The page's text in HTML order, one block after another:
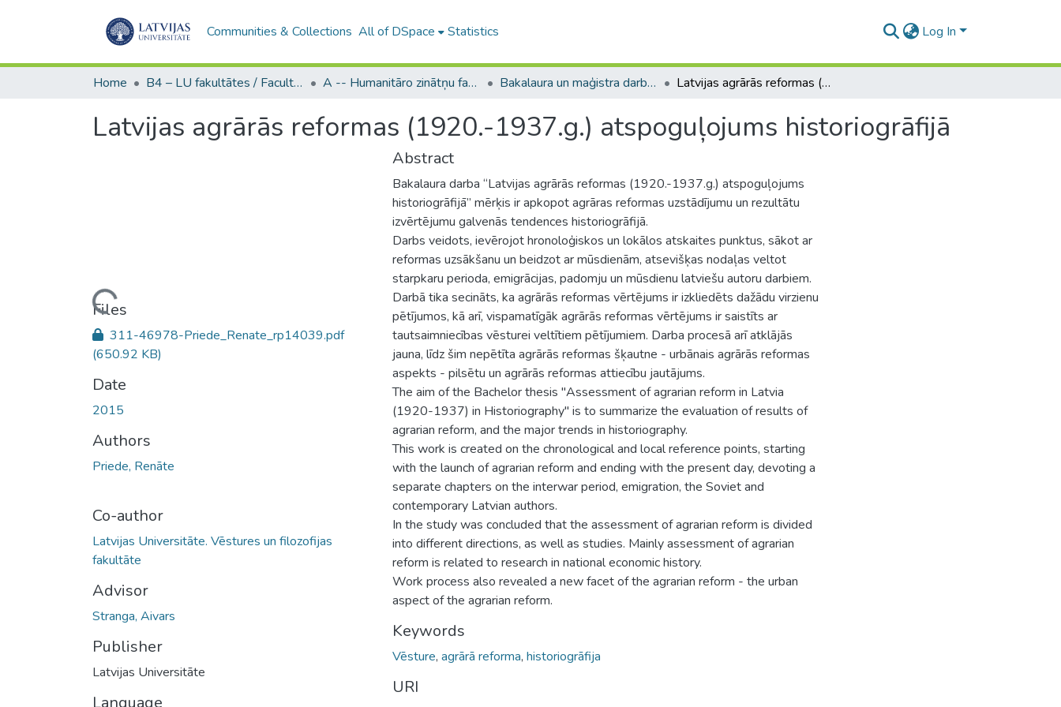
Communities & Collections All of DSpace Statistics Log In
Home B4 – LU fakultātes / Faculties of the UL A -- Humanitāro zinātņu fakultāte / Faculty of Humanities Bakalaura un maģistra darbi (HZF) / Bachelor's and Master's theses Latvijas agrārās reformas (1920.-1937.g.) atspoguļojums historiogrāfijā
Latvijas agrārās reformas (1920.-1937.g.) atspoguļojums historiogrāfijā
Loading...
Files
311-46978-Priede_Renate_rp14039.pdf
(650.92 KB)
Date
2015
Authors
Priede, Renāte
Co-author
Latvijas Universitāte. Vēstures un filozofijas
fakultāte
Advisor
Stranga, Aivars
Publisher
Latvijas Universitāte
Language
Abstract
Bakalaura darba “Latvijas agrārās reformas (1920.-1937.g.) atspoguļojums
historiogrāfijā” mērķis ir apkopot agrāras reformas uzstādījumu un rezultātu
izvērtējumu galvenās tendences historiogrāfijā.
Darbs veidots, ievērojot hronoloģiskos un lokālos atskaites punktus, sākot ar
reformas uzsākšanu un beidzot ar mūsdienām, atsevišķas nodaļas veltot
starpkaru perioda, emigrācijas, padomju un mūsdienu latviešu autoru darbiem.
Darbā tika secināts, ka agrārās reformas vērtējums ir izkliedēts dažādu virzienu
pētījumos, kā arī, vispamatīgāk agrārās reformas vērtējums ir saistīts ar
tautsaimniecības vēsturei veltītiem pētījumiem. Darba procesā arī atklājās
jauna, līdz šim nepētīta agrārās reformas šķautne - urbānais agrārās reformas
aspekts - pilsētu un agrārās reformas attiecību jautājums.
The aim of the Bachelor thesis "Assessment of agrarian reform in Latvia
(1920-1937) in Historiography" is to summarize the evaluation of results of
agrarian reform, and the major trends in historiography.
This work is created on the chronological and local reference points, starting
with the launch of agrarian reform and ending with the present day, devoting a
separate chapters on the interwar period, emigration, the Soviet and
contemporary Latvian authors.
In the study was concluded that the assessment of agrarian reform is divided
into different directions, as well as studies. Mainly assessment of agrarian
reform is related to research in national economic history.
Work process also revealed a new facet of the agrarian reform - the urban
aspect of the agrarian reform.
Keywords
Vēsture, agrārā reforma, historiogrāfija
URI